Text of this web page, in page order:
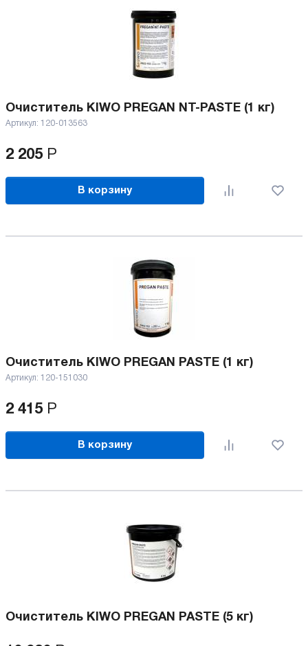
Очиститель KIWO PREGAN NT-PASTE (1 кг)
Артикул: 120-013563
2 205 Р
В корзину
Очиститель KIWO PREGAN PASTE (1 кг)
Артикул: 120-151030
2 415 Р
В корзину
Очиститель KIWO PREGAN PASTE (5 кг)